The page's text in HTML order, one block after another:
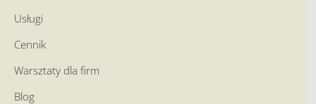
Usługi
Cennik
Warsztaty dla firm
Blog